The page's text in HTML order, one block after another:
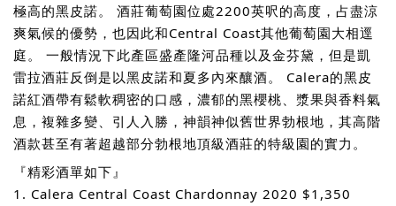
極高的黑皮諾。 酒莊葡萄園位處2200英呎的高度，占盡涼
爽氣候的優勢，也因此和Central Coast其他葡萄園大相逕
庭。 一般情況下此產區盛產隆河品種以及金芬黛，但是凱
雷拉酒莊反倒是以黑皮諾和夏多內來釀酒。 Calera的黑皮
諾紅酒帶有鬆軟稠密的口感，濃郁的黑櫻桃、漿果與香料氣
息，複雜多變、引人入勝，神韻神似舊世界勃根地，其高階
酒款甚至有著超越部分勃根地頂級酒莊的特級園的實力。
『精彩酒單如下』
1. Calera Central Coast Chardonnay 2020 $1,350